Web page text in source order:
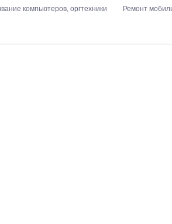
компьютеров, оргтехники
Ремонт